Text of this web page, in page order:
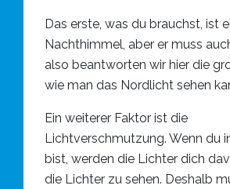
Das erste, was du brauchst, ist
Nachthimmel, aber er muss
also beantworten wir hier die
wie man das Nordlicht sehen
Ein weiterer Faktor ist die
Lichtverschmutzung. Wenn du
bist, werden die Lichter dich
die Lichter zu sehen. Deshalb